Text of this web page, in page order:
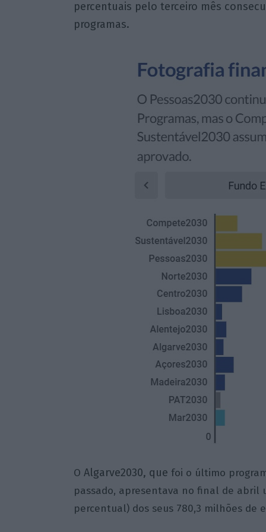
percentuais pelo terceiro mês
programas.
O Algarve2030, que foi o último
passado, apresentava no final de abril
percentual) dos seus 780,3 milhões de